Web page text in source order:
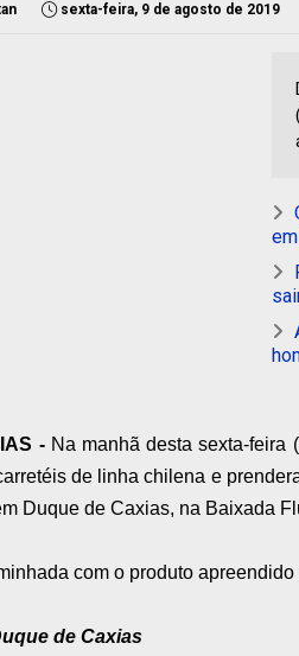
sexta-feira, 9 de agosto de 2019
- Na manhã desta sexta-
de linha chilena e
Duque de Caxias, na Baixada
com o produto
de Caxias